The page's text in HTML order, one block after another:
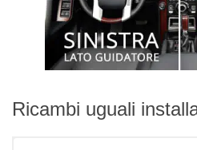
Ricambi uguali